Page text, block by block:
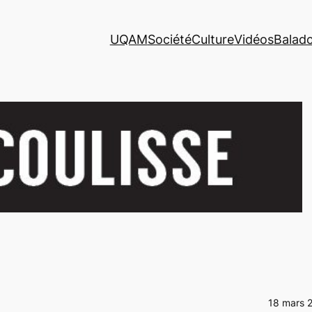
UQAMSociétéCultureVidéos
18 mars